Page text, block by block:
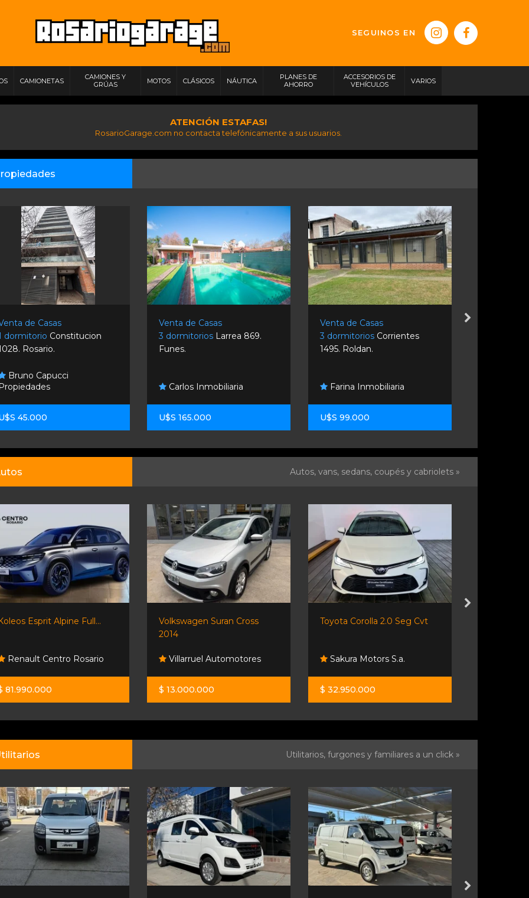
SEGUINOS EN
CAMIONETAS
CAMIONES Y
GRÚAS
MOTOS CLÁSICOS NÁUTICA
PLANES DE
AHORRO
ACCESORIOS DE
VEHÍCULOS
VARIOS
ATENCIÓN ESTAFAS!
RosarioGarage.com no contacta telefónicamente a sus usuarios.
de Casas
dormitorio Constitucion
Rosario.
Bruno Capucci
Propiedades
45.000
Venta de Casas
3 dormitorios Larrea 869.
Funes.
Carlos Inmobiliaria
U$S 165.000
Venta de Casas
3 dormitorios Corrientes
1495. Roldan.
Farina Inmobiliaria
U$S 99.000
Autos, vans, sedans, coupés y cabriolets »
Esprit Alpine Full...
Renault Centro Rosario
81.990.000
Volkswagen Suran Cross
2014
Villarruel Automotores
$ 13.000.000
Toyota Corolla 2.0 Seg Cvt
Sakura Motors S.a.
$ 32.950.000
Utilitarios, furgones y familiares a un click »